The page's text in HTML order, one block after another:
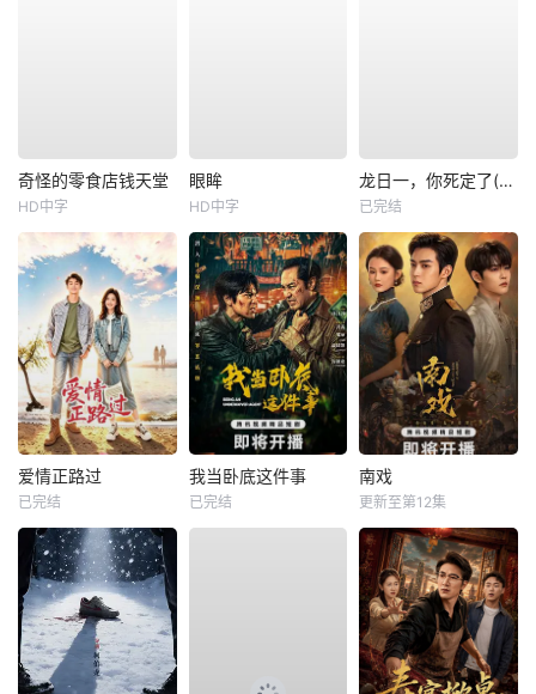
奇怪的零食店钱天堂
HD中字
眼眸
HD中字
龙日一，你死定了(短剧)
已完结
爱情正路过
已完结
我当卧底这件事
已完结
南戏
更新至第12集